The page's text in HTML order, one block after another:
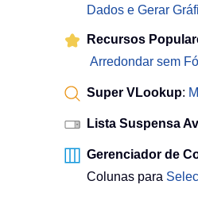
Dados e Gerar
Recursos
Arredondar sem
Super VLookup:
Lista Suspensa
Gerenciador de
Colunas para